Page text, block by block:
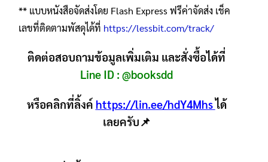
** แบบหนังสือจัดส่งโดย Flash Express ฟรีค่าจัดส่ง เช็ค
เลขที่ติดตามพัสดุได้ที่ https://lessbit.com/track/
ติดต่อสอบถามข้อมูลเพิ่มเติม และสั่งซื้อได้ที่
Line ID :@booksdd
หรือคลิกที่ลิ้งค์ https://lin.ee/hdY4Mhsได้
เลยครับ📌